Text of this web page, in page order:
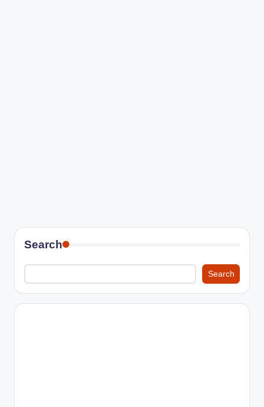
Search
Search